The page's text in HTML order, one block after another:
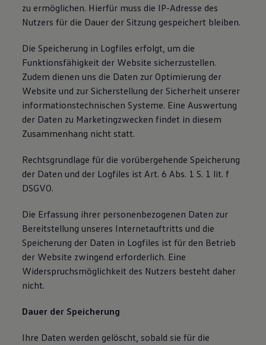
zu ermöglichen. Hierfür muss die IP-Adresse des
Nutzers für die Dauer der Sitzung gespeichert bleiben.
Die Speicherung in Logfiles erfolgt, um die
Funktionsfähigkeit der Website sicherzustellen.
Zudem dienen uns die Daten zur Optimierung der
Website und zur Sicherstellung der Sicherheit unserer
informationstechnischen Systeme. Eine Auswertung
der Daten zu Marketingzwecken findet in diesem
Zusammenhang nicht statt.
Rechtsgrundlage für die vorübergehende Speicherung
der Daten und der Logfiles ist Art. 6 Abs. 1 S. 1 lit. f
DSGVO.
Die Erfassung ihrer personenbezogenen Daten zur
Bereitstellung unseres Internetauftritts und die
Speicherung der Daten in Logfiles ist für den Betrieb
der Website zwingend erforderlich. Eine
Widerspruchsmöglichkeit des Nutzers besteht daher
nicht.
Dauer der Speicherung
Ihre Daten werden gelöscht, sobald sie für die